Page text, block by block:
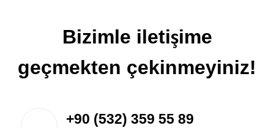
Bizimle iletişime
geçmekten çekinmeyiniz!
+90 (532) 359 55 89